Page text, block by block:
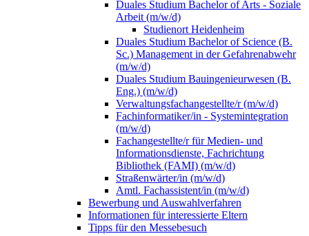
Duales Studium Bachelor of Arts - Soziale
Arbeit (m/w/d)
Studienort Heidenheim
Duales Studium Bachelor of Science (B.
Sc.) Management in der Gefahrenabwehr
(m/w/d)
Duales Studium Bauingenieurwesen (B.
Eng.) (m/w/d)
Verwaltungsfachangestellte/r (m/w/d)
Fachinformatiker/in - Systemintegration
(m/w/d)
Fachangestellte/r für Medien- und
Informationsdienste, Fachrichtung
Bibliothek (FAMI) (m/w/d)
Straßenwärter/in (m/w/d)
Amtl. Fachassistent/in (m/w/d)
Bewerbung und Auswahlverfahren
Informationen für interessierte Eltern
Tipps für den Messebesuch